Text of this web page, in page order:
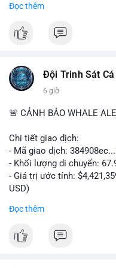
#556btc #36trusd
📰 Nguồn: Cointelegraph
Đọc thêm
Đội Trinh Sát Cá
6 giờ
🚨 CẢNH BÁO WHALE
Chi tiết giao dịch:
- Mã giao dịch:
- Khối lượng di chuyển:
- Giá trị ước tính:
USD)
Khối lượng 67.97 BTC trị
Đọc thêm